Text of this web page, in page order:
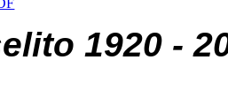
1920 -